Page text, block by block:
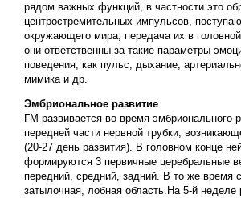
рядом важных функций, в частности это
центростремительных импульсов,
окружающего мира, передача их в
они ответственны за такие параметры
поведения, как пульс, дыхание,
мимика и др.
Эмбриональное развитие
ГМ развивается во время эмбрионального
передней части нервной трубки,
(20-27 день развития). В головном конце
формируются 3 первичные церебральные
передний, средний, задний. В то же время
затылочная, лобная область.На 5-й неделе